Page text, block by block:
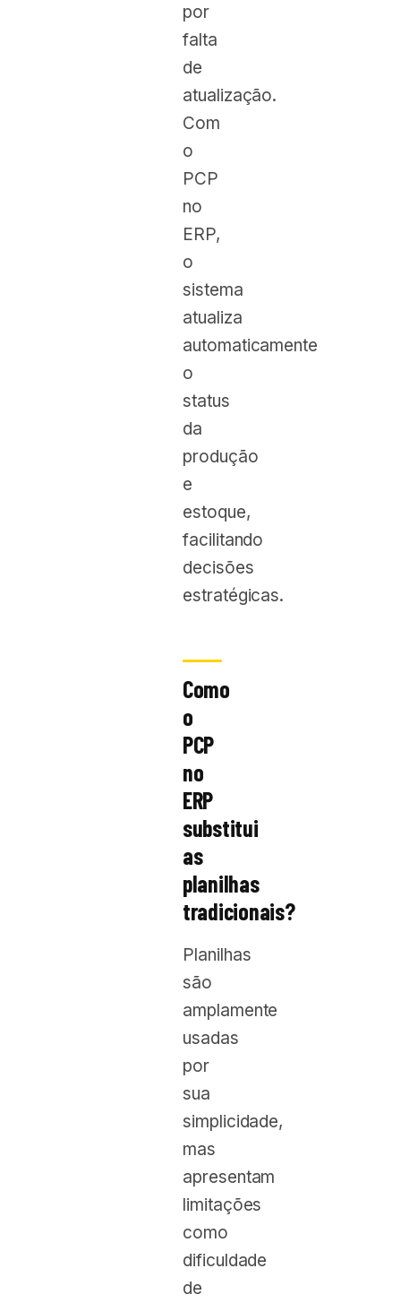
por
falta
de
atualização.
Com
o
PCP
no
ERP,
o
sistema
atualiza
automaticamente
o
status
da
produção
e
estoque,
facilitando
decisões
estratégicas.
Como
o
PCP
no
ERP
substitui
as
planilhas
tradicionais?
Planilhas
são
amplamente
usadas
por
sua
simplicidade,
mas
apresentam
limitações
como
dificuldade
de